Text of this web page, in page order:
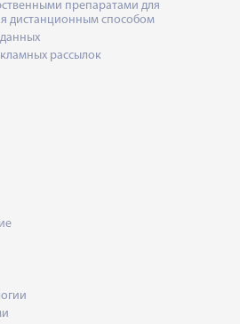
препаратами для
дистанционным способом
рассылок